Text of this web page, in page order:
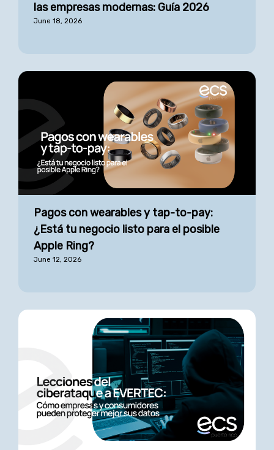
las empresas modernas: Guía 2026
June 18, 2026
Pagos con wearables y tap-to-pay:
¿Está tu negocio listo para el posible
Apple Ring?
June 12, 2026